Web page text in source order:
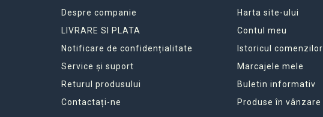
Despre companie
LIVRARE SI PLATA
Notificare de confidențialitate
Service și suport
Returul produsului
Contactați-ne
Harta site-ului
Contul meu
Istoricul comenzilor
Marcajele mele
Buletin informativ
Produse în vânzare